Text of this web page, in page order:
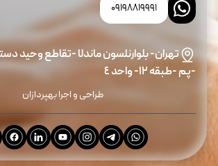
09198819991
تهران- بلوارنلسون ماندلا -تقاطع وحيد
-پم -طبقه ١٢- واحد ٤
طراحی و اجرا بهپردازان